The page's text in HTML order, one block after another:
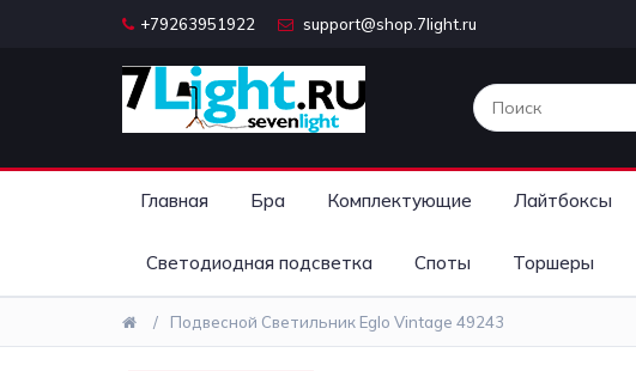
+79263951922 support@shop.7light.ru
Главная Бра Комплектующие Лайтбоксы
Светодиодная подсветка Споты Торшеры
Подвесной Светильник Eglo Vintage 49243